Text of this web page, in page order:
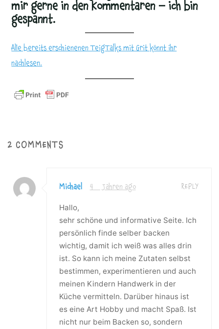
mir gerne in den Kommentaren – ich bin
gespannt.
Alle bereits erschienenen TeigTalks mit Grit könnt ihr
nachlesen.
2 COMMENTS
Michael 4 Jahren ago REPLY
Hallo,
sehr schöne und informative Seite. Ich
persönlich finde selber backen
wichtig, damit ich weiß was alles drin
ist. So kann ich meine Zutaten selbst
bestimmen, experimentieren und auch
meinen Kindern Handwerk in der
Küche vermitteln. Darüber hinaus ist
es eine Art Hobby und macht Spaß. Ist
nicht nur beim Backen so, sondern